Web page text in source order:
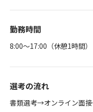
勤務時間
8:00～17:00（休憩1時間）
選考の流れ
書類選考→オンライン面